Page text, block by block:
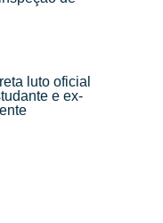
luto oficial
e ex-